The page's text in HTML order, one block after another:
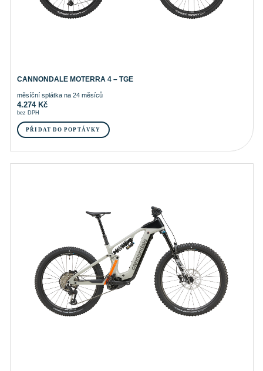
CANNONDALE MOTERRA 4 – TGE
měsíční splátka na 24 měsíců
4.274 Kč
bez DPH
PŘIDAT DO POPTÁVKY